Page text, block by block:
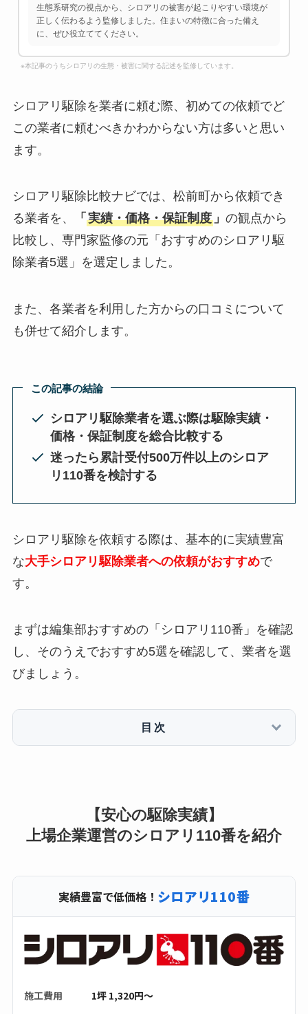
生態系研究の視点から、シロアリの被害が起こりやすい環境が
正しく伝わるよう監修しました。住まいの特徴に合った備え
に、ぜひ役立ててください。
※本記事のうちシロアリの生態・被害に関する記述を監修しています。
シロアリ駆除を業者に頼む際、初めての依頼でど
この業者に頼むべきかわからない方は多いと思い
ます。
シロアリ駆除比較ナビでは、松前町から依頼でき
る業者を、
「 実績・価格・保証制度」 の観点から
比較し、専門家監修の元「おすすめのシロアリ駆
除業者5選」を選定しました。
また、各業者を利用した方からの口コミについて
も併せて紹介します。
この記事の結論
シロアリ駆除業者を選ぶ際は駆除実績・
価格・保証制度を総合比較する
迷ったら累計受付500万件以上のシロア
リ110番を検討する
シロアリ駆除を依頼する際は、基本的に実績豊富
な大手シロアリ駆除業者への依頼がおすすめで
す。
まずは編集部おすすめの「シロアリ110番」を確認
し、そのうえでおすすめ5選を確認して、業者を選
びましょう。
目次
【安心の駆除実績】
上場企業運営のシロアリ110番を紹介
実績豊富で低価格！ シロアリ110番
施工費用
1坪 1,320円〜